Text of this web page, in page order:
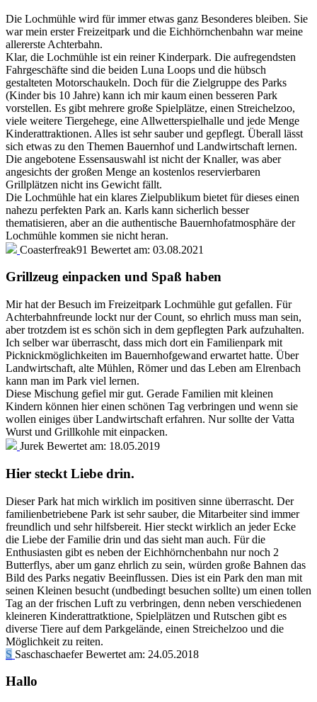
Die Lochmühle wird für immer etwas ganz Besonderes bleiben. Sie
war mein erster Freizeitpark und die Eichhörnchenbahn war meine
allererste Achterbahn.
Klar, die Lochmühle ist ein reiner Kinderpark. Die aufregendsten
Fahrgeschäfte sind die beiden Luna Loops und die hübsch
gestalteten Motorschaukeln. Doch für die Zielgruppe des Parks
(Kinder bis 10 Jahre) kann ich mir kaum einen besseren Park
vorstellen. Es gibt mehrere große Spielplätze, einen Streichelzoo,
viele weitere Tiergehege, eine Allwetterspielhalle und jede Menge
Kinderattraktionen. Alles ist sehr sauber und gepflegt. Überall lässt
sich etwas zu den Themen Bauernhof und Landwirtschaft lernen.
Die angebotene Essensauswahl ist nicht der Knaller, was aber
angesichts der großen Menge an kostenlos reservierbaren
Grillplätzen nicht ins Gewicht fällt.
Die Lochmühle hat ein klares Zielpublikum bietet für dieses einen
nahezu perfekten Park an. Karls kann sicherlich besser
thematisieren, aber an die authentische Bauernhofatmosphäre der
Lochmühle kommen sie nicht heran.
Coasterfreak91 Bewertet am: 03.08.2021
Grillzeug einpacken und Spaß haben
Mir hat der Besuch im Freizeitpark Lochmühle gut gefallen. Für
Achterbahnfreunde lockt nur der Count, so ehrlich muss man sein,
aber trotzdem ist es schön sich in dem gepflegten Park aufzuhalten.
Ich selber war überrascht, dass mich dort ein Familienpark mit
Picknickmöglichkeiten im Bauernhofgewand erwartet hatte. Über
Landwirtschaft, alte Mühlen, Römer und das Leben am Elrenbach
kann man im Park viel lernen.
Diese Mischung gefiel mir gut. Gerade Familien mit kleinen
Kindern können hier einen schönen Tag verbringen und wenn sie
wollen einiges über Landwirtschaft erfahren. Nur sollte der Vatta
Wurst und Grillkohle mit einpacken.
Jurek Bewertet am: 18.05.2019
Hier steckt Liebe drin.
Dieser Park hat mich wirklich im positiven sinne überrascht. Der
familienbetriebene Park ist sehr sauber, die Mitarbeiter sind immer
freundlich und sehr hilfsbereit. Hier steckt wirklich an jeder Ecke
die Liebe der Familie drin und das sieht man auch. Für die
Enthusiasten gibt es neben der Eichhörnchenbahn nur noch 2
Butterflys, aber um ganz ehrlich zu sein, würden große Bahnen das
Bild des Parks negativ Beeinflussen. Dies ist ein Park den man mit
seinen Kleinen besucht (undbedingt besuchen sollte) um einen tollen
Tag an der frischen Luft zu verbringen, denn neben verschiedenen
kleineren Kinderattratktione, Spielplätzen und Rutschen gibt es
diverse Tiere auf dem Parkgelände, einen Streichelzoo und die
Möglichkeit zu reiten.
S Saschaschaefer Bewertet am: 24.05.2018
Hallo